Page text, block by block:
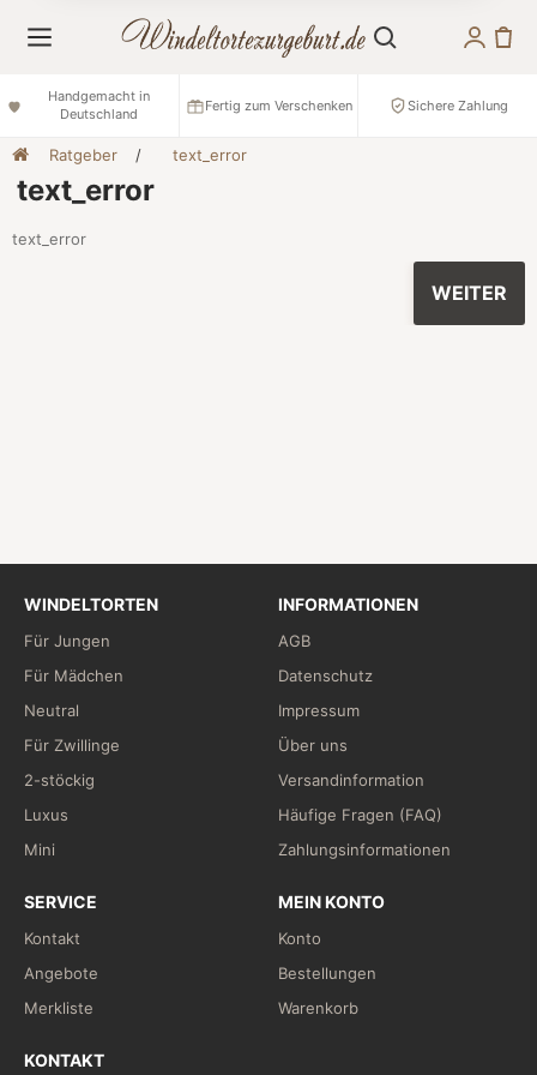
Handgemacht in
Deutschland
Fertig zum Verschenken Sichere Zahlung
Ratgeber text_error
text_error
text_error
WEITER
WINDELTORTEN
Für Jungen
Für Mädchen
Neutral
Für Zwillinge
2-stöckig
Luxus
Mini
INFORMATIONEN
AGB
Datenschutz
Impressum
Über uns
Versandinformation
Häufige Fragen (FAQ)
Zahlungsinformationen
SERVICE
Kontakt
Angebote
Merkliste
MEIN KONTO
Konto
Bestellungen
Warenkorb
KONTAKT